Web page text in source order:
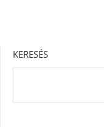
KERESÉS